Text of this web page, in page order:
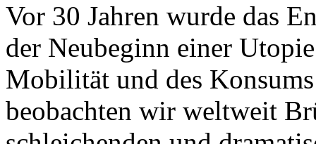
Vor 30 Jahren wurde das
der Neubeginn einer
Mobilität und des
beobachten wir weltweit